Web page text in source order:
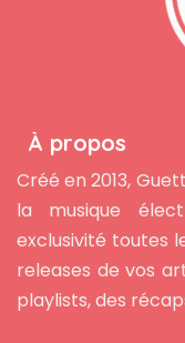
À propos
Créé en 2013,
la musique
exclusivité toutes
releases de vos
playlists, des